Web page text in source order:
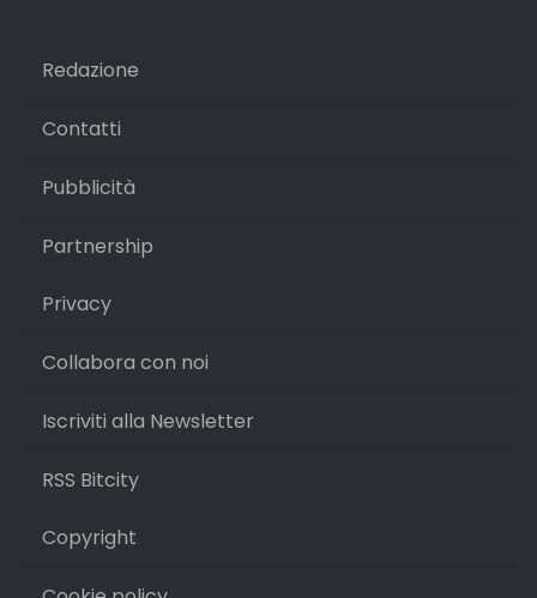
Redazione
Contatti
Pubblicità
Partnership
Privacy
Collabora con noi
Iscriviti alla Newsletter
RSS Bitcity
Copyright